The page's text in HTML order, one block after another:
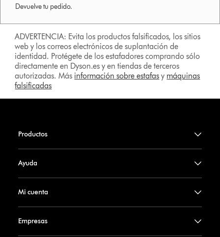
Devuelve tu pedido.
ADVERTENCIA: Evita los productos falsificados, los sitios
web y los correos electrónicos de suplantación de
identidad. Protégete de los estafadores comprando sólo
directamente en Dyson.es y en tiendas de terceros
autorizadas. Más información sobre estafas y máquinas
falsificadas
Productos
Ayuda
Mi cuenta
Empresas